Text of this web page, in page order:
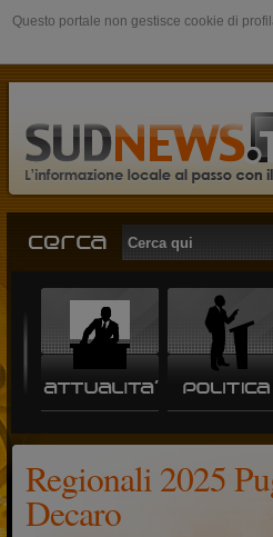
Questo portale non gestisce cookie di
Regionali 2025
Decaro